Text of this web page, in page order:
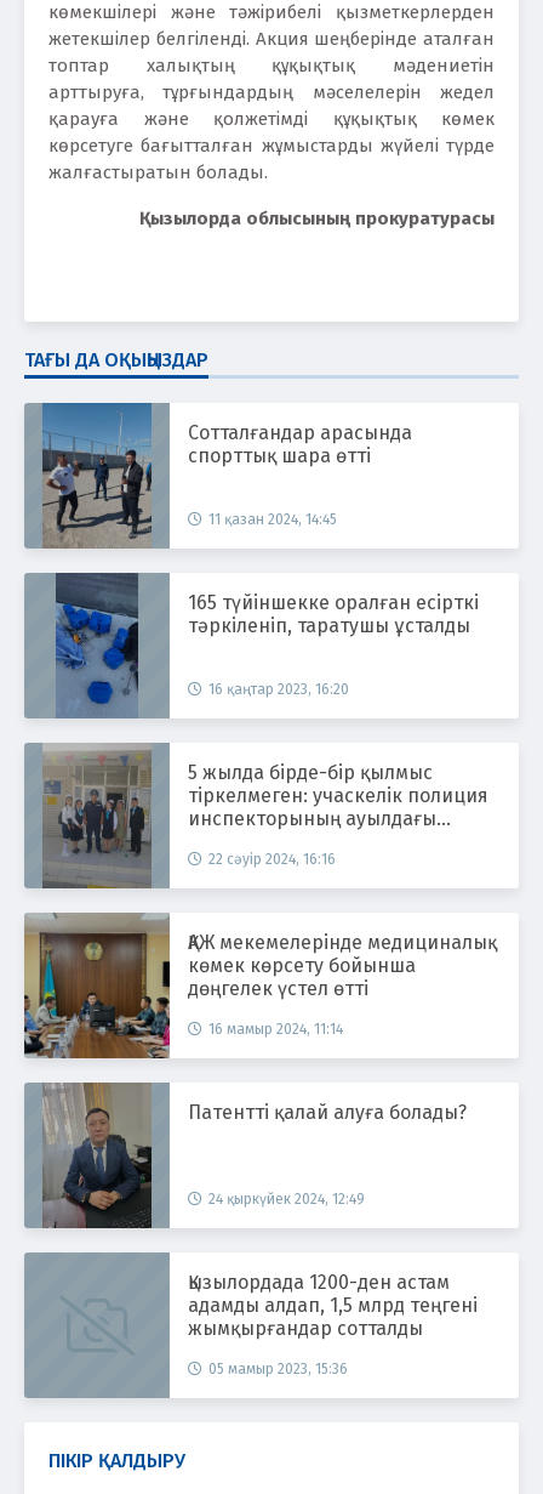
көмекшілері және тәжірибелі қызметкерлерден
жетекшілер белгіленді. Акция шеңберінде аталған
топтар халықтың құқықтық мәдениетін
арттыруға, тұрғындардың мәселелерін жедел
қарауға және қолжетімді құқықтық көмек
көрсетуге бағытталған жұмыстарды жүйелі түрде
жалғастыратын болады.
Қызылорда облысының прокуратурасы
ТАҒЫ ДА ОҚЫҢЫЗДАР
Сотталғандар арасында
спорттық шара өтті
11 қазан 2024, 14:45
165 түйіншекке оралған есірткі
тәркіленіп, таратушы ұсталды
16 қаңтар 2023, 16:20
5 жылда бірде-бір қылмыс
тіркелмеген: учаскелік полиция
инспекторының ауылдағы
22 сәуір 2024, 16:16
ҚАЖ мекемелерінде медициналық
көмек көрсету бойынша
дөңгелек үстел өтті
16 мамыр 2024, 11:14
Патентті қалай алуға болады?
24 қыркүйек 2024, 12:49
Қызылордада 1200-ден астам
адамды алдап, 1,5 млрд теңгені
жымқырғандар сотталды
05 мамыр 2023, 15:36
ПІКІР ҚАЛДЫРУ